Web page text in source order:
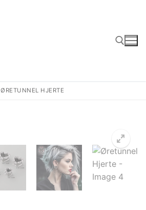
ØRETUNNEL HJERTE